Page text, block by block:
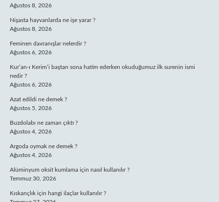
Ağustos 8, 2026
Nişasta hayvanlarda ne işe yarar ?
Ağustos 8, 2026
Feminen davranışlar nelerdir ?
Ağustos 6, 2026
Kur’an-ı Kerim’i baştan sona hatim ederken okuduğumuz ilk surenin ismi
nedir ?
Ağustos 6, 2026
Azat edildi ne demek ?
Ağustos 5, 2026
Buzdolabı ne zaman çıktı ?
Ağustos 4, 2026
Argoda oymak ne demek ?
Ağustos 4, 2026
Alüminyum oksit kumlama için nasıl kullanılır ?
Temmuz 30, 2026
Kıskançlık için hangi ilaçlar kullanılır ?